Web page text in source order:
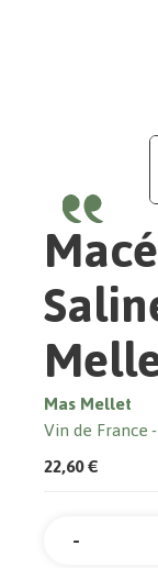
Mas Mellet
Vin de France
22,60 €
Quantité
-